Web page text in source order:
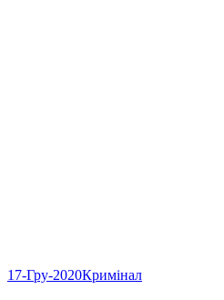
17-Гру-2020Кримінал